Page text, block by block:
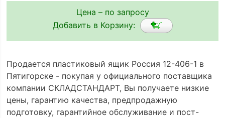
Цена – по запросу
Добавить в Корзину:
Продается пластиковый ящик Россия 12-406-1 в
Пятигорске - покупая у официального поставщика
компании СКЛАДСТАНДАРТ, Вы получаете низкие
цены, гарантию качества, предпродажную
подготовку, гарантийное обслуживание и пост-